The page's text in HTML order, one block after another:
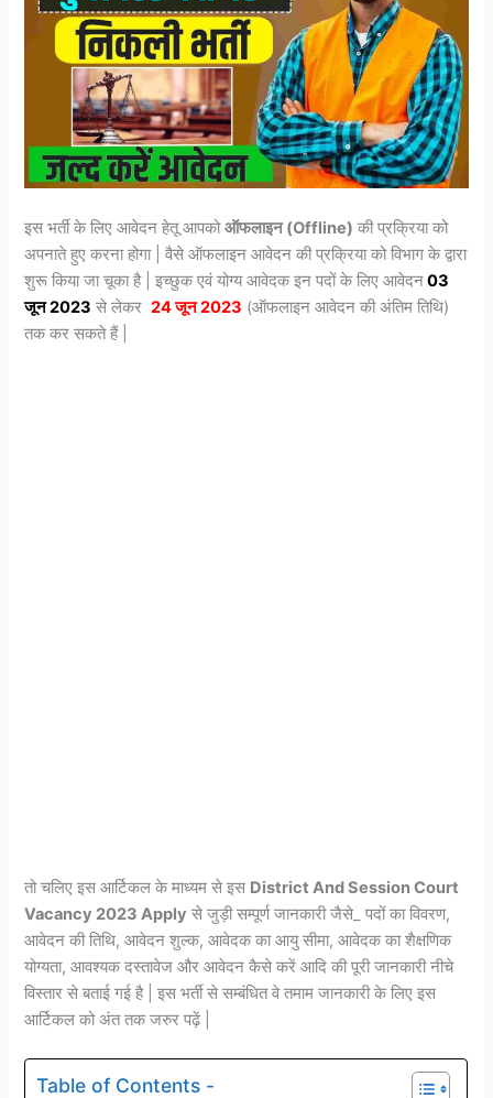
इस भर्ती के लिए आवेदन हेतू आपकोऑफलाइन (Offline) की प्रक्रिया को
अपनाते हुए करना होगा | वैसे ऑफलाइन आवेदन की प्रक्रिया को विभाग के द्वारा
शुरू किया जा चूका है | इच्छुक एवं योग्य आवेदक इन पदों के लिए आवेदन03
जून 2023 से लेकर24 जून 2023 (ऑफलाइन आवेदन की अंतिम तिथि)
तक कर सकते हैं |
तो चलिए इस आर्टिकल के माध्यम से इस District And Session Court
Vacancy 2023 Apply से जुड़ी सम्पूर्ण जानकारी जैसे_ पदों का विवरण,
आवेदन की तिथि, आवेदन शुल्क, आवेदक का आयु सीमा, आवेदक का शैक्षणिक
योग्यता, आवश्यक दस्तावेज और आवेदन कैसे करें आदि की पूरी जानकारी नीचे
विस्तार से बताई गई है | इस भर्ती से सम्बंधित वे तमाम जानकारी के लिए इस
आर्टिकल को अंत तक जरुर पढ़ें |
Table of Contents -